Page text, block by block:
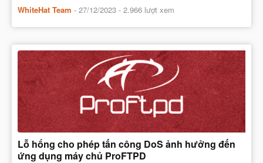
WhiteHat Team - 27/12/2023 - 2.966 lượt xem
Lỗ hổng cho phép tấn công DoS ảnh hưởng đến
ứng dụng máy chủ ProFTPD